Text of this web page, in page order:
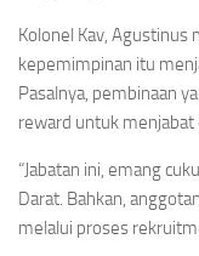
Kolonel Kav, Agustinus
kepemimpinan itu
Pasalnya, pembinaan
reward untuk menjabat
“Jabatan ini, emang
Darat. Bahkan,
melalui proses